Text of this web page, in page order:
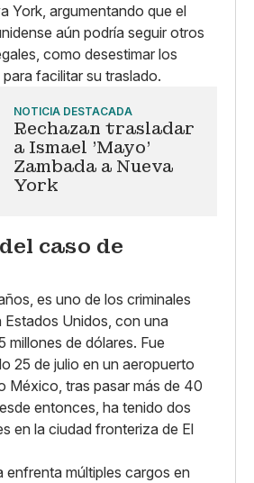
York, argumentando que el
aún podría seguir otros
como desestimar los
facilitar su traslado.
NOTICIA DESTACADA
Rechazan trasladar
a Ismael 'Mayo'
Zambada a Nueva
York
caso de
es uno de los criminales
Unidos, con una
millones de dólares. Fue
25 de julio en un aeropuerto
México, tras pasar más de 40
entonces, ha tenido dos
en la ciudad fronteriza de El
enfrenta múltiples cargos en